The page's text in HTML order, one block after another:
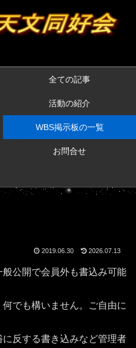
全ての記事
活動の紹介
WBS掲示板の一覧
お問合せ
2019.06.30 2026.07.13
公開で会員外も書込み可能
でも構いません。ご自由に
反する書き込みなど管理者